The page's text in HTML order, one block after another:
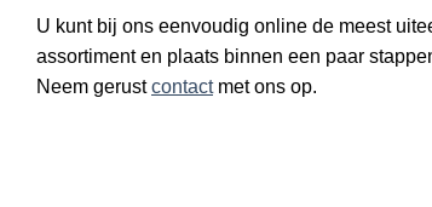
U kunt bij ons eenvoudig online de meest
assortiment en plaats binnen een paar
Neem gerustcontactmet ons op.